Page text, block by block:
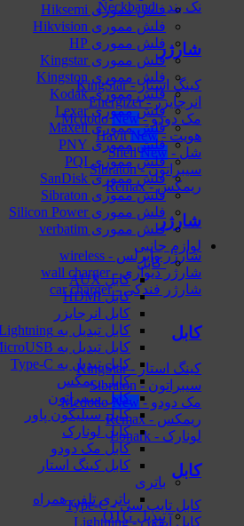
نک بند - Neckband
شارژر
کینگ استار - KingStar
انرجایزر - Energizer
مک دودو - Mcdodo
هویت - Havit
شل - Shell
سیبراتون - Sibraton
ریمکس - Remax
شارژر
شارژر وایرلس - wireless
شارژر دیواری - wall charger
شارژر فندکی - car charger
کابل
کینگ استار - KingStar
سیبراتون - Sibraton
مک دودو - Mcdodo
ریمکس - Remax
لونارک - Lonark
کابل
کابل تایپ سی - Type-C
کابل آیفون - Lightning
فلش مموری Hiksemi
فلش مموری Hikvision
فلش مموری HP
فلش مموری Kingstar
فلش مموری Kingston
فلش مموری Kodak
فلش مموری Lexar
فلش مموری Maxell
فلش مموری PNY
فلش مموری PQI
فلش مموری SanDisk
فلش مموری Sibraton
فلش مموری Silicon Power
فلش مموری verbatim
لوازم جانبی
کابل
کابل AUX
کابل HDMI
کابل انرجایزر
کابل تبدیل به Lightning
کابل تبدیل به MicroUSB
کابل تبدیل به Type-C
کابل ریمکس
کابل سیبراتون
کابل سیلیکون پاور
کابل لونارک
کابل مک دودو
کابل کینگ استار
باتری
باتری تلفن همراه
تبدیل OTG